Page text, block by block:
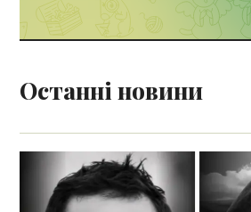
Останні новини